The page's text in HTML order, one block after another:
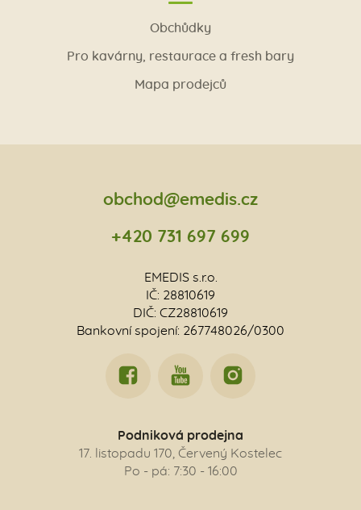
Obchůdky
Pro kavárny, restaurace a fresh bary
Mapa prodejců
obchod@emedis.cz
+420 731 697 699
EMEDIS s.r.o.
IČ: 28810619
DIČ: CZ28810619
Bankovní spojení: 267748026/0300
Podniková prodejna
17. listopadu 170, Červený Kostelec
Po - pá: 7:30 - 16:00